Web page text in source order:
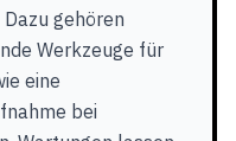
gehören
Werkzeuge für
eine
bei